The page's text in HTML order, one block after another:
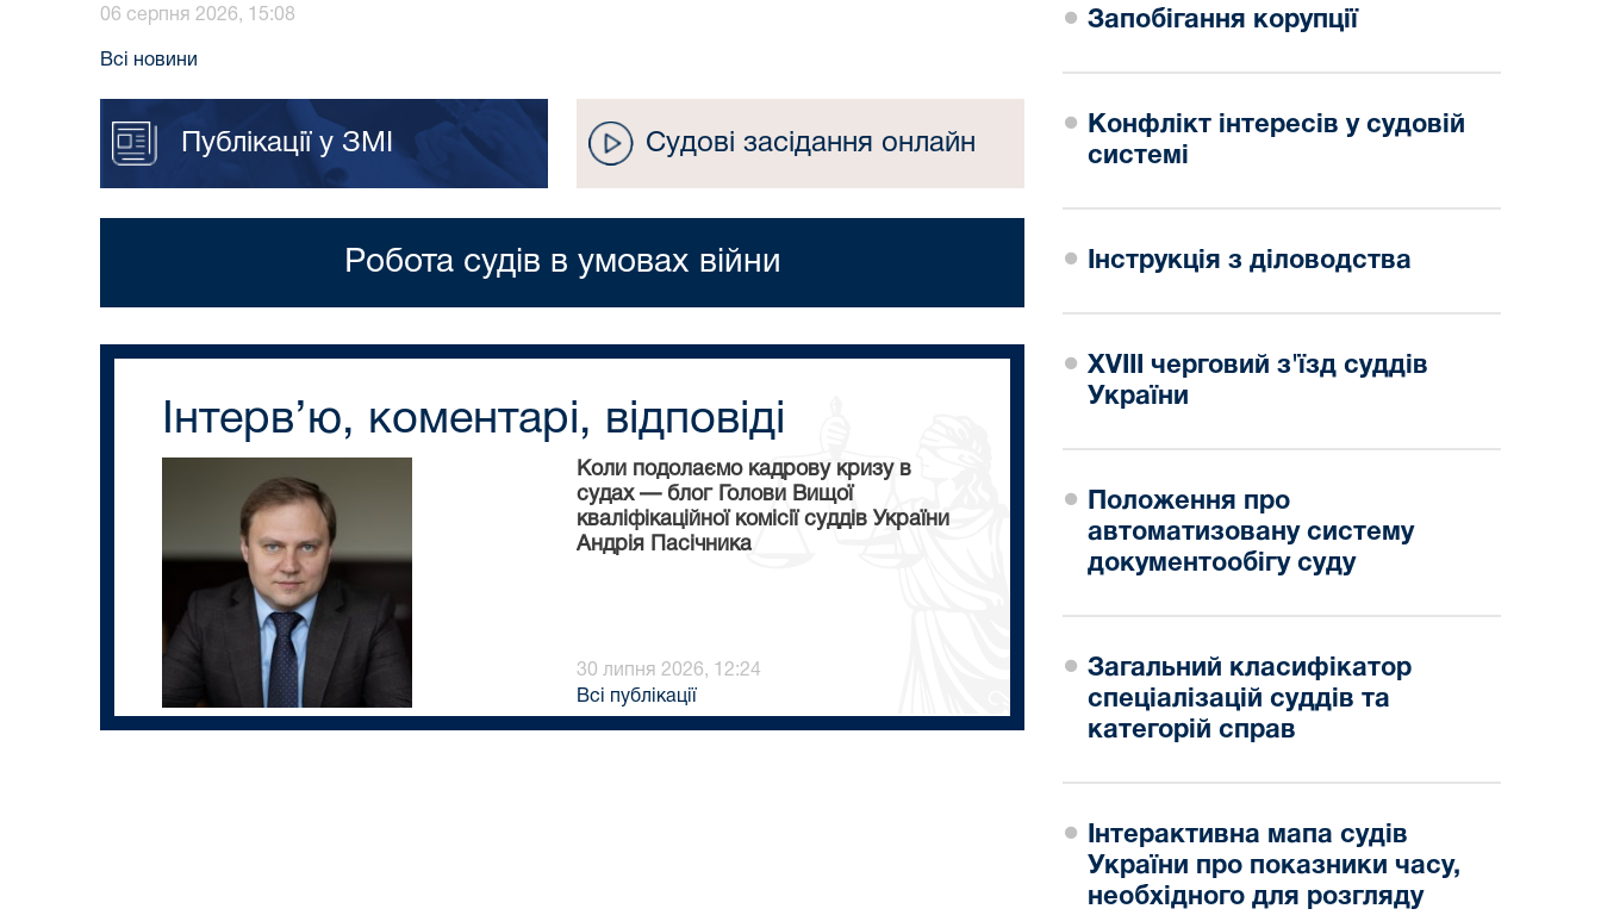
06 серпня 2026, 15:08
Всі новини
Публікації у ЗМІ Судові засідання онлайн
Робота судів в умовах війни
Інтерв’ю, коментарі, відповіді
Коли подолаємо кадрову кризу в
судах — блог Голови Вищої
кваліфікаційної комісії суддів України
Андрія Пасічника
30 липня 2026, 12:24
Всі публікації
Запобігання корупції
Конфлікт інтересів у судовій
системі
Інструкція з діловодства
XVIII черговий з'їзд суддів
України
Положення про
автоматизовану систему
документообігу суду
Загальний класифікатор
спеціалізацій суддів та
категорій справ
Інтерактивна мапа судів
України про показники часу,
необхідного для розгляду